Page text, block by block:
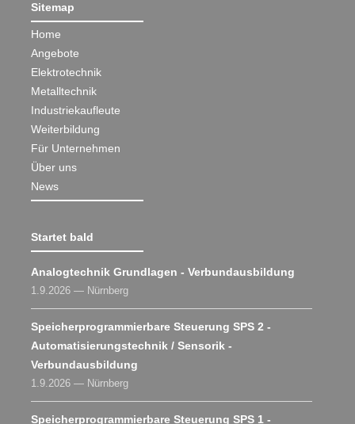
Sitemap
Home
Angebote
Elektrotechnik
Metalltechnik
Industriekaufleute
Weiterbildung
Für Unternehmen
Über uns
News
Startet bald
Analogtechnik Grundlagen - Verbundausbildung
1.9.2026 — Nürnberg
Speicherprogrammierbare Steuerung SPS 2 -
Automatisierungstechnik / Sensorik -
Verbundausbildung
1.9.2026 — Nürnberg
Speicherprogrammierbare Steuerung SPS 1 -